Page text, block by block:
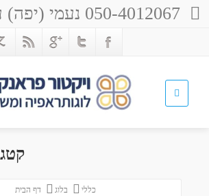
כללי בלוג דף הבית